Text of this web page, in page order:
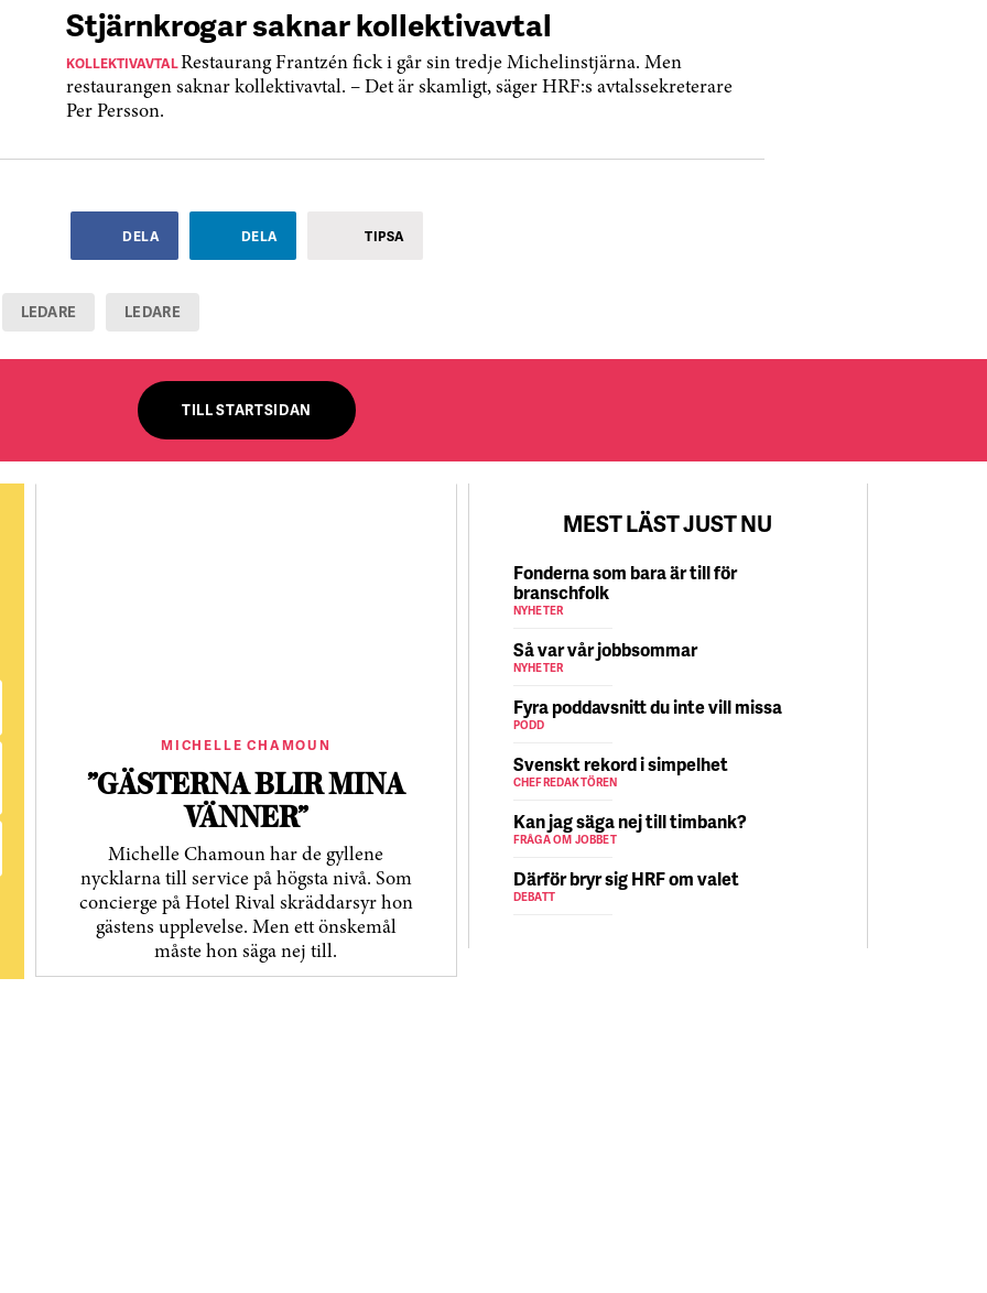
Stjärnkrogar saknar kollektivavtal
KOLLEKTIVAVTALRestaurang Frantzén fick i går sin tredje Michelinstjärna. Men
restaurangen saknar kollektivavtal. – Det är skamligt, säger HRF:s avtalssekreterare
Per Persson.
DELA DELA TIPSA
LEDARE LEDARE
TILL STARTSIDAN
MICHELLE CHAMOUN
”GÄSTERNA BLIR MINA
VÄNNER”
Michelle Chamoun har de gyllene
nycklarna till service på högsta nivå. Som
concierge på Hotel Rival skräddarsyr hon
gästens upp­levelse. Men ett önskemål
måste hon säga nej till.
MEST LÄST JUST NU
Fonderna som bara är till för
branschfolk
NYHETER
Så var vår jobbsommar
NYHETER
Fyra poddavsnitt du inte vill missa
PODD
Svenskt rekord i simpelhet
CHEFREDAKTÖREN
Kan jag säga nej till timbank?
FRÅGA OM JOBBET
Därför bryr sig HRF om valet
DEBATT